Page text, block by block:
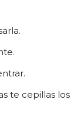
te cepillas los